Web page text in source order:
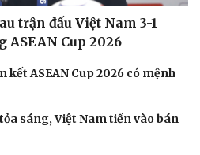
trận đấu Việt Nam 3-1
ASEAN Cup 2026
kết ASEAN Cup 2026 có mệnh
sáng, Việt Nam tiến vào bán